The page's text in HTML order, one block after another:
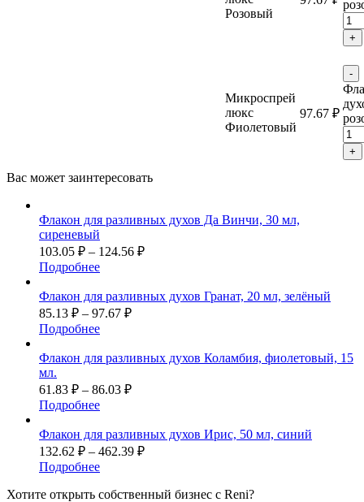
Розовый
+
Микроспрей
люкс
Фиолетовый
97.67 ₽
-
+
Вас может заинтересовать
Флакон для разливных духов Да Винчи, 30 мл,
сиреневый
103.05 ₽ – 124.56 ₽
Подробнее
Флакон для разливных духов Гранат, 20 мл, зелёный
85.13 ₽ – 97.67 ₽
Подробнее
Флакон для разливных духов Коламбия, фиолетовый, 15
мл.
61.83 ₽ – 86.03 ₽
Подробнее
Флакон для разливных духов Ирис, 50 мл, синий
132.62 ₽ – 462.39 ₽
Подробнее
Хотите открыть собственный бизнес с Reni?